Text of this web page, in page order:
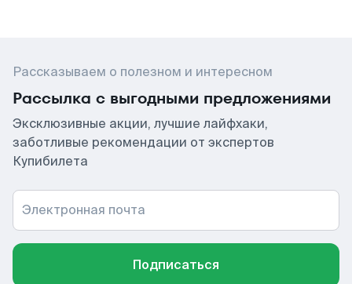
Рассказываем о полезном и интересном
Рассылка с выгодными предложениями
Эксклюзивные акции, лучшие лайфхаки,
заботливые рекомендации от экспертов
Купибилета
Электронная почта
Подписаться